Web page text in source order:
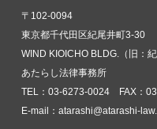
〒102-0094
東京都千代田区紀尾井町3-30
WIND KIOICHO BLDG.（旧：
あたらし法律事務所
TEL：03-6273-0024 FAX：
E-mail：atarashi@atarashi-